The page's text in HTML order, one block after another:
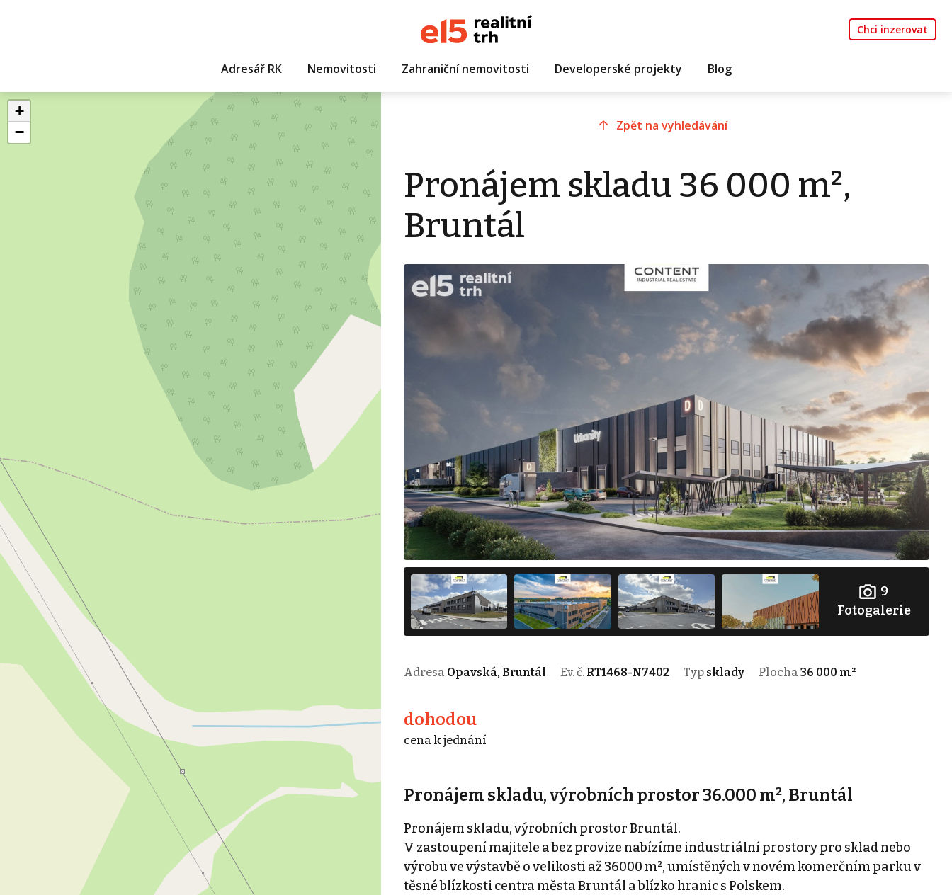
Chci inzerovat
Adresář RK Nemovitosti Zahraniční nemovitosti Developerské projekty Blog
+
−
Zpět na vyhledávání
Pronájem skladu 36 000 m²,
Bruntál
9
Fotogalerie
Adresa Opavská, Bruntál Ev. č. RT1468-N7402 Typ sklady Plocha 36 000 m²
dohodou
cena k jednání
Pronájem skladu, výrobních prostor 36.000 m², Bruntál
Pronájem skladu, výrobních prostor Bruntál.
V zastoupení majitele a bez provize nabízíme industriální prostory pro sklad nebo
výrobu ve výstavbě o velikosti až 36000 m², umístěných v novém komerčním parku v
těsné blízkosti centra města Bruntál a blízko hranic s Polskem.